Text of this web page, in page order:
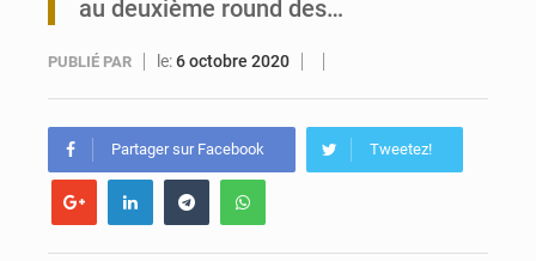
au deuxième round des…
PUBLIÉ PAR le:6 octobre 2020
Partager sur Facebook Tweetez!